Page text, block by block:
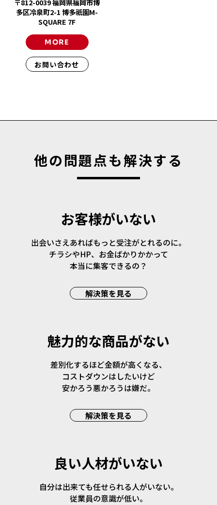
〒812-0039 福岡県福岡市博
多区冷泉町2-1 博多祇園M-
SQUARE 7F
MORE
お問い合わせ
他の問題点も解決する
お客様がいない
出会いさえあればもっと受注がとれるのに。
チラシやHP、お金ばかりかかって
本当に集客できるの？
解決策を見る
魅力的な商品がない
差別化するほど金額が高くなる、
コストダウンはしたいけど
安かろう悪かろうは嫌だ。
解決策を見る
良い人材がいない
自分は出来ても任せられる人がいない。
従業員の意識が低い。